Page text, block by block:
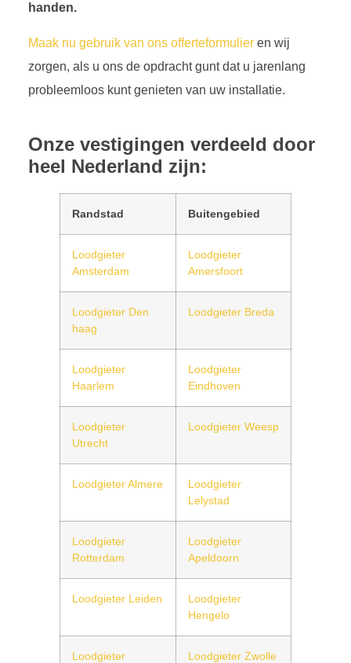
handen.
Maak nu gebruik van ons offerteformulier en wij
zorgen, als u ons de opdracht gunt dat u jarenlang
probleemloos kunt genieten van uw installatie.
Onze vestigingen verdeeld door
heel Nederland zijn:
Randstad Buitengebied
Loodgieter
Amsterdam
Loodgieter
Amersfoort
Loodgieter Den
haag
Loodgieter Breda
Loodgieter
Haarlem
Loodgieter
Eindhoven
Loodgieter
Utrecht
Loodgieter Weesp
Loodgieter Almere
Loodgieter
Lelystad
Loodgieter
Rotterdam
Loodgieter
Apeldoorn
Loodgieter Leiden
Loodgieter
Hengelo
Loodgieter
Loodgieter Zwolle